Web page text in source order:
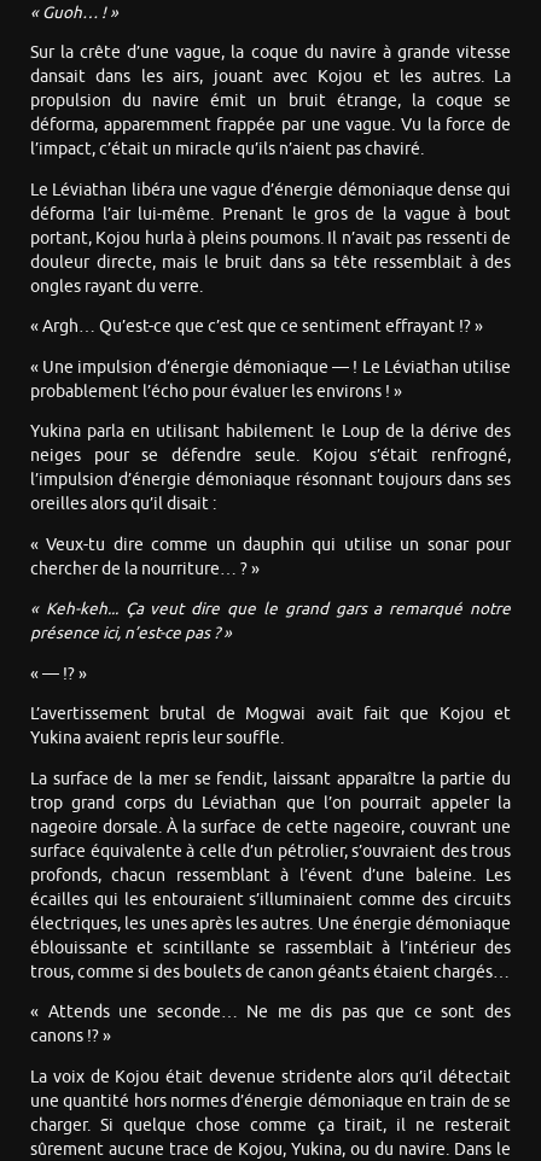
« Guoh… ! »
Sur la crête d’une vague, la coque du navire à grande vitesse
dansait dans les airs, jouant avec Kojou et les autres. La
propulsion du navire émit un bruit étrange, la coque se
déforma, apparemment frappée par une vague. Vu la force de
l’impact, c’était un miracle qu’ils n’aient pas chaviré.
Le Léviathan libéra une vague d’énergie démoniaque dense qui
déforma l’air lui-même. Prenant le gros de la vague à bout
portant, Kojou hurla à pleins poumons. Il n’avait pas ressenti de
douleur directe, mais le bruit dans sa tête ressemblait à des
ongles rayant du verre.
« Argh… Qu’est-ce que c’est que ce sentiment effrayant !? »
« Une impulsion d’énergie démoniaque — ! Le Léviathan utilise
probablement l’écho pour évaluer les environs ! »
Yukina parla en utilisant habilement le Loup de la dérive des
neiges pour se défendre seule. Kojou s’était renfrogné,
l’impulsion d’énergie démoniaque résonnant toujours dans ses
oreilles alors qu’il disait :
« Veux-tu dire comme un dauphin qui utilise un sonar pour
chercher de la nourriture… ? »
« Keh-keh... Ça veut dire que le grand gars a remarqué notre
présence ici, n’est-ce pas ? »
« — !? »
L’avertissement brutal de Mogwai avait fait que Kojou et
Yukina avaient repris leur souffle.
La surface de la mer se fendit, laissant apparaître la partie du
trop grand corps du Léviathan que l’on pourrait appeler la
nageoire dorsale. À la surface de cette nageoire, couvrant une
surface équivalente à celle d’un pétrolier, s’ouvraient des trous
profonds, chacun ressemblant à l’évent d’une baleine. Les
écailles qui les entouraient s’illuminaient comme des circuits
électriques, les unes après les autres. Une énergie démoniaque
éblouissante et scintillante se rassemblait à l’intérieur des
trous, comme si des boulets de canon géants étaient chargés…
« Attends une seconde… Ne me dis pas que ce sont des
canons !? »
La voix de Kojou était devenue stridente alors qu’il détectait
une quantité hors normes d’énergie démoniaque en train de se
charger. Si quelque chose comme ça tirait, il ne resterait
sûrement aucune trace de Kojou, Yukina, ou du navire. Dans le